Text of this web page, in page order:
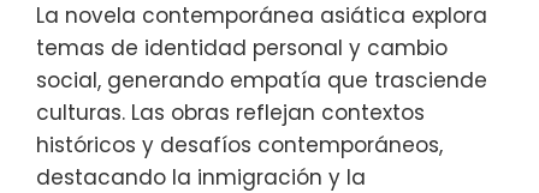
La novela contemporánea asiática explora
temas de identidad personal y cambio
social, generando empatía que trasciende
culturas. Las obras reflejan contextos
históricos y desafíos contemporáneos,
destacando la inmigración y la